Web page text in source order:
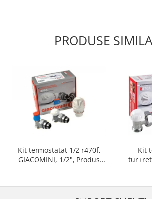
PRODUSE
Kit termostatat 1/2 r470f,
GIACOMINI, 1/2", Produs
durabile
Kit